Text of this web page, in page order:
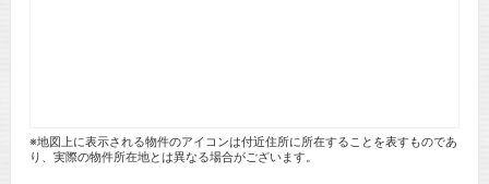
※地図上に表示される物件のアイコンは付近住所に所在することを表すものであ
り、実際の物件所在地とは異なる場合がございます。